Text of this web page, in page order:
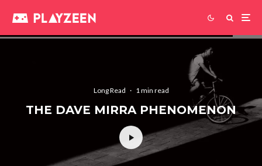
Long Read · 1 min read
THE DAVE MIRRA PHENOMENON